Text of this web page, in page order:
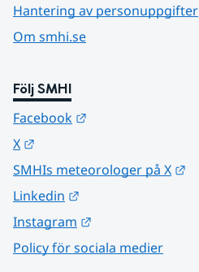
Hantering av personuppgifter
Om smhi.se
Följ SMHI
Facebook
X
SMHIs meteorologer på X
Linkedin
Instagram
Policy för sociala medier